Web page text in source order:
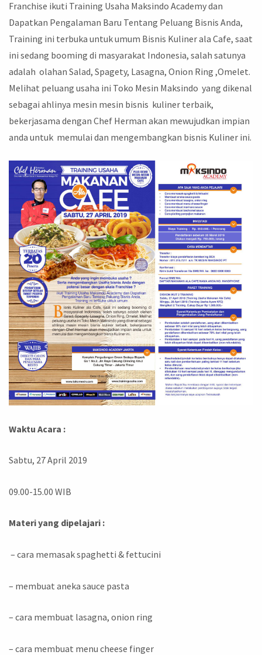
Franchise ikuti Training Usaha Maksindo Academy dan
Dapatkan Pengalaman Baru Tentang Peluang Bisnis Anda,
Training ini terbuka untuk umum Bisnis Kuliner ala Cafe, saat
ini sedang booming di masyarakat Indonesia, salah satunya
adalah olahan Salad, Spagety, Lasagna, Onion Ring ,Omelet.
Melihat peluang usaha ini Toko Mesin Maksindo yang dikenal
sebagai ahlinya mesin mesin bisnis kuliner terbaik,
bekerjasama dengan Chef Herman akan mewujudkan impian
anda untuk memulai dan mengembangkan bisnis Kuliner ini.
Waktu Acara :
Sabtu, 27 April 2019
09.00-15.00 WIB
Materi yang dipelajari :
– cara memasak spaghetti & fettucini
– membuat aneka sauce pasta
– cara membuat lasagna, onion ring
– cara membuat menu cheese finger